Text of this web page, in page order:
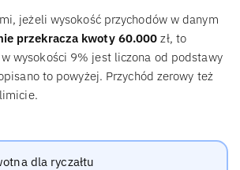
jeżeli wysokość przychodów w danym
przekracza kwoty 60.000zł, to
wysokości 9% jest liczona od podstawy
to powyżej. Przychód zerowy też
dla ryczałtu